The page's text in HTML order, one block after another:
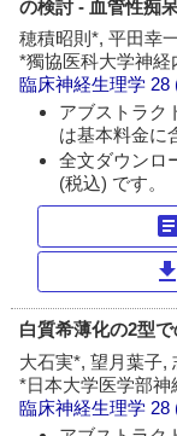
の検討 - 血管性痴
穂積昭則*, 平田幸
*獨協医科大学神経
臨床神経生理学 28
アブストラク
は基本料金に
全文ダウンロ
(税込) です。
download
白質希薄化の2型
大石実*, 望月葉子,
*日本大学医学部神
臨床神経生理学 28